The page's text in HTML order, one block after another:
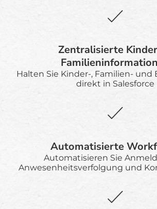
Zentralisierte
Halten Sie Kinder-, Familien- und
direkt in Salesforce
Automatisierte
Automatisieren Sie
Anwesenheitsverfolgung und